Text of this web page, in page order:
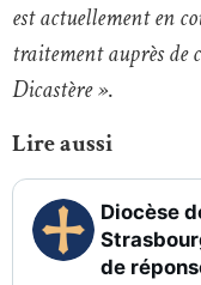
est actuellement en
traitement auprès de
Dicastère ».
Lire aussi